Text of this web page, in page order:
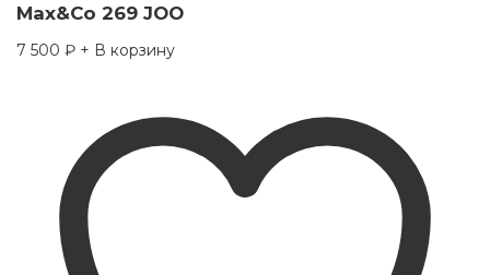
Max&Co 269 JOO
7 500 ₽ + В корзину